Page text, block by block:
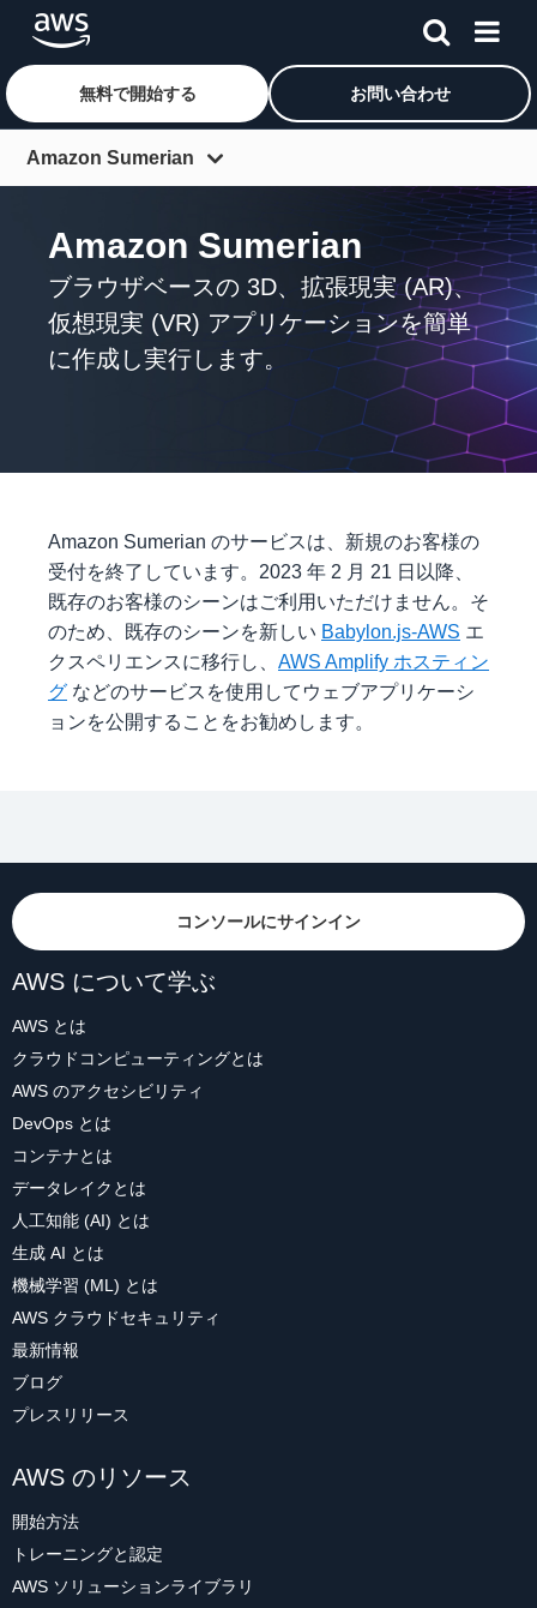
メインコンテンツに移動
無料で開始する お問い合わせ
Amazon Sumerian
料金表
よくある質問
Amazon Sumerian
ブラウザベースの 3D、拡張現実 (AR)、
仮想現実 (VR) アプリケーションを簡単
に作成し実行します。
Amazon Sumerian のサービスは、新規のお客様の
受付を終了しています。2023 年 2 月 21 日以降、
既存のお客様のシーンはご利用いただけません。そ
のため、既存のシーンを新しい Babylon.js-AWS エ
クスペリエンスに移行し、 AWS Amplify ホスティン
グ などのサービスを使用してウェブアプリケーシ
ョンを公開することをお勧めします。
コンソールにサインイン
AWS について学ぶ
AWS とは
クラウドコンピューティングとは
AWS のアクセシビリティ
DevOps とは
コンテナとは
データレイクとは
人工知能 (AI) とは
生成 AI とは
機械学習 (ML) とは
AWS クラウドセキュリティ
最新情報
ブログ
プレスリリース
AWS のリソース
開始方法
トレーニングと認定
AWS ソリューションライブラリ